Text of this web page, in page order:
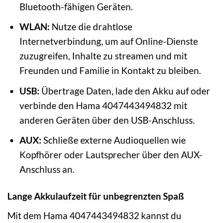
Bluetooth-fähigen Geräten.
WLAN: Nutze die drahtlose
Internetverbindung, um auf Online-Dienste
zuzugreifen, Inhalte zu streamen und mit
Freunden und Familie in Kontakt zu bleiben.
USB: Übertrage Daten, lade den Akku auf oder
verbinde den Hama 4047443494832 mit
anderen Geräten über den USB-Anschluss.
AUX: Schließe externe Audioquellen wie
Kopfhörer oder Lautsprecher über den AUX-
Anschluss an.
Lange Akkulaufzeit für unbegrenzten Spaß
Mit dem Hama 4047443494832 kannst du